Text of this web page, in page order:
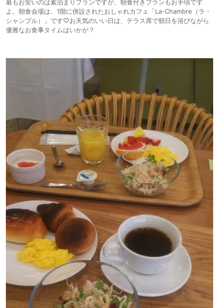
最もお安いのは素泊まりプランですが、朝食付きプランもお手頃です
よ。朝食会場は、1階に併設されたおしゃれカフェ「La-Chambre（ラ・
シャンブル）」です♡お天気のいい日は、テラス席で朝日を浴びながら
優雅なお食事タイムはいかが？